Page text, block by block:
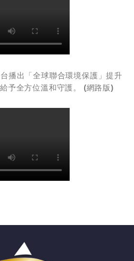
播出「全球聯合環境保護」提升
予全方位溫和守護。 (網路版)